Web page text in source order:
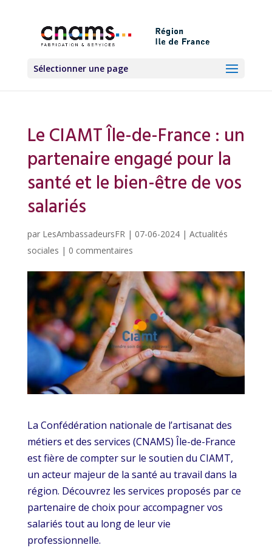
Sélectionner une page
Le CIAMT Île-de-France : un
partenaire engagé pour la
santé et le bien-être de vos
salariés
par LesAmbassadeursFR| 07-06-2024| Actualités
sociales | 0 commentaires
La Confédération nationale de l’artisanat des
métiers et des services (CNAMS) Île-de-France
est fière de compter sur le soutien du CIAMT,
un acteur majeur de la santé au travail dans la
région. Découvrez les services proposés par ce
partenaire de choix pour accompagner vos
salariés tout au long de leur vie
professionnelle.